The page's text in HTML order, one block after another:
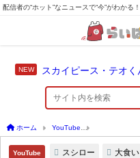
配信者の“ホット”なニュースで“今”がわかる！
ホーム YouTube
YouTube スシロー 大食い